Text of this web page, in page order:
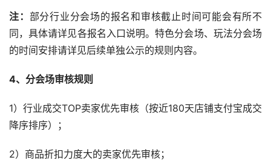
注： 部分行业分会场的报名和审核截止时间可能会有所不
同，具体请详见各报名入口说明。特色分会场、玩法分会场
的时间安排请详见后续单独公示的规则内容。
4、分会场审核规则
1）行业成交TOP卖家优先审核（按近180天店铺支付宝成交
降序排序）；
2）商品折扣力度大的卖家优先审核；